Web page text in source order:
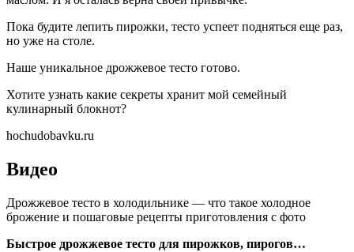
Пока будите лепить пирожки, тесто успеет подняться еще раз,
но уже на столе.
Наше уникальное дрожжевое тесто готово.
Хотите узнать какие секреты хранит мой семейный
кулинарный блокнот?
hochudobavku.ru
Видео
Дрожжевое тесто в холодильнике — что такое холодное
брожение и пошаговые рецепты приготовления с фото
Быстрое дрожжевое тесто для пирожков, пирогов…